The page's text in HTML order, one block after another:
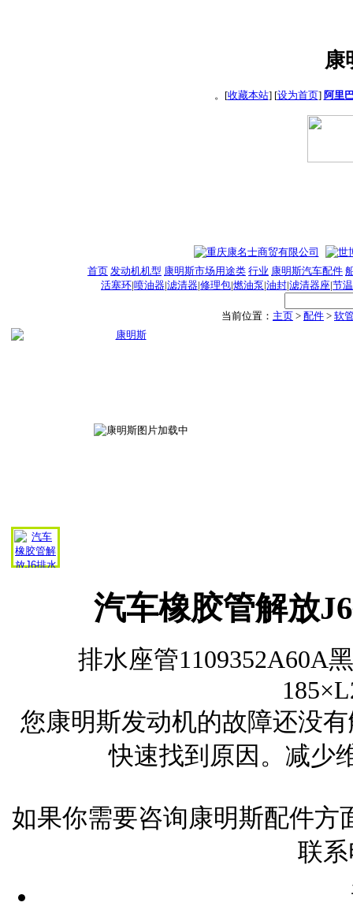
康
。[收藏本站] [设为首页] 阿里
首页 发动机机型 康明斯市场用途类 行业 康明斯汽车配件
活塞环|喷油器|滤清器|修理包|燃油泵|油封|滤清器座|节
当前位置： 主页 > 配件 > 软
汽车橡胶管解放
排水座管1109352A60A
您康明斯发动机的故障还没
快速找到原因。减少
如果你需要咨询康明斯配件方
联